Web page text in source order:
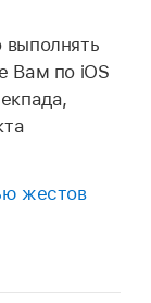
Вам по iOS
жестов